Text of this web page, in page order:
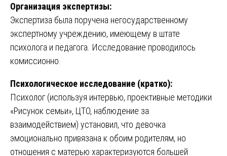
Организация экспертизы:
Экспертиза была поручена негосударственному
экспертному учреждению, имеющему в штате
психолога и педагога. Исследование проводилось
комиссионно.
Психологическое исследование (кратко):
Психолог (используя интервью, проективные методики
«Рисунок семьи», ЦТО, наблюдение за
взаимодействием) установил, что девочка
эмоционально привязана к обоим родителям, но
отношения с матерью характеризуются большей